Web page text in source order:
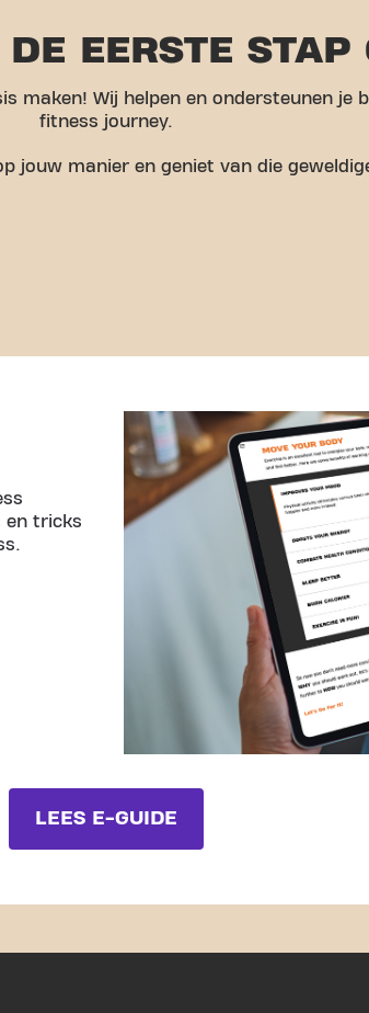
EERSTE STAP
maken! Wij helpen en ondersteunen je
fitness journey.
jouw manier en geniet van die
en tricks
LEES E-GUIDE